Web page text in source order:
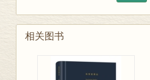
相关图书